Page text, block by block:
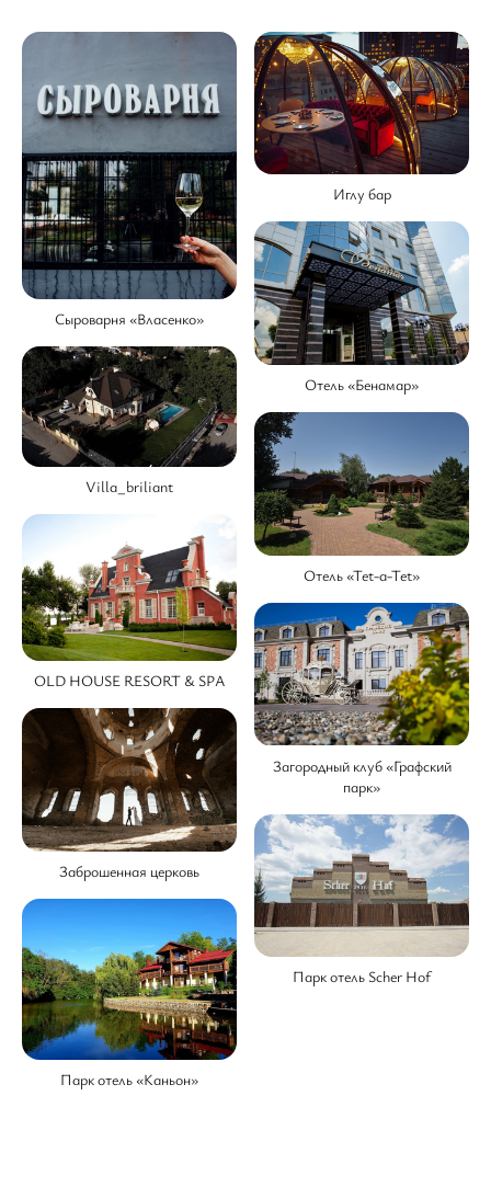
Сыроварня «Власенко»
Иглу бар
Отель «Бенамар»
Villa_briliant
Отель «Tet-a-Tet»
OLD HOUSE RESORT & SPA
Загородный клуб «Графский
парк»
Заброшенная церковь
Парк отель Scher Hof
Парк отель «Каньон»